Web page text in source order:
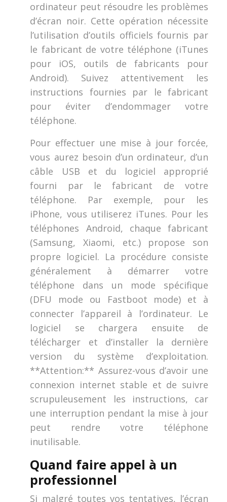
ordinateur peut résoudre les problèmes
d’écran noir. Cette opération nécessite
l’utilisation d’outils officiels fournis par
le fabricant de votre téléphone (iTunes
pour iOS, outils de fabricants pour
Android). Suivez attentivement les
instructions fournies par le fabricant
pour éviter d’endommager votre
téléphone.
Pour effectuer une mise à jour forcée,
vous aurez besoin d’un ordinateur, d’un
câble USB et du logiciel approprié
fourni par le fabricant de votre
téléphone. Par exemple, pour les
iPhone, vous utiliserez iTunes. Pour les
téléphones Android, chaque fabricant
(Samsung, Xiaomi, etc.) propose son
propre logiciel. La procédure consiste
généralement à démarrer votre
téléphone dans un mode spécifique
(DFU mode ou Fastboot mode) et à
connecter l’appareil à l’ordinateur. Le
logiciel se chargera ensuite de
télécharger et d’installer la dernière
version du système d’exploitation.
**Attention:** Assurez-vous d’avoir une
connexion internet stable et de suivre
scrupuleusement les instructions, car
une interruption pendant la mise à jour
peut rendre votre téléphone
inutilisable.
Quand faire appel à un
professionnel
Si malgré toutes vos tentatives, l’écran